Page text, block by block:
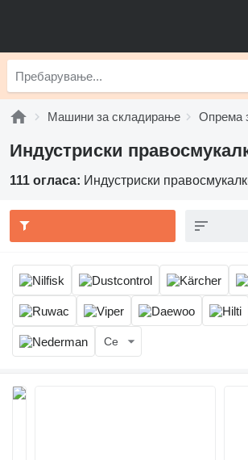
Машини за складирање Опрема
Индустриски
111 огласа: Индустриски
Се